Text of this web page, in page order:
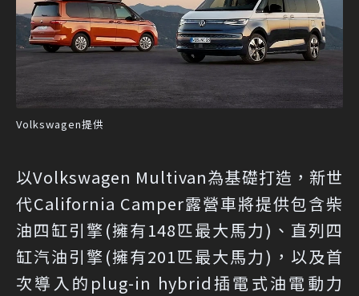
Volkswagen提供
以Volkswagen Multivan為基礎打造，新世
代California Camper露營車將提供包含柴
油四缸引擎(擁有148匹最大馬力)、直列四
缸汽油引擎(擁有201匹最大馬力)，以及首
次導入的plug-in hybrid插電式油電動力